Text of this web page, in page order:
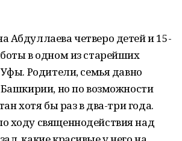
Абдуллаева четверо детей и 15-
в одном из старейших
Родители, семья давно
Башкирии, но по возможности
хотя бы раз в два-три года.
ходу священнодействия над